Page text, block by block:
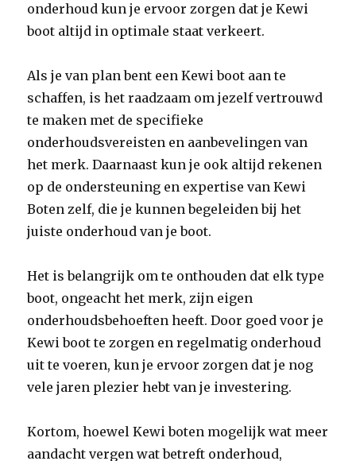
onderhoud kun je ervoor zorgen dat je Kewi
boot altijd in optimale staat verkeert.
Als je van plan bent een Kewi boot aan te
schaffen, is het raadzaam om jezelf vertrouwd
te maken met de specifieke
onderhoudsvereisten en aanbevelingen van
het merk. Daarnaast kun je ook altijd rekenen
op de ondersteuning en expertise van Kewi
Boten zelf, die je kunnen begeleiden bij het
juiste onderhoud van je boot.
Het is belangrijk om te onthouden dat elk type
boot, ongeacht het merk, zijn eigen
onderhoudsbehoeften heeft. Door goed voor je
Kewi boot te zorgen en regelmatig onderhoud
uit te voeren, kun je ervoor zorgen dat je nog
vele jaren plezier hebt van je investering.
Kortom, hoewel Kewi boten mogelijk wat meer
aandacht vergen wat betreft onderhoud,